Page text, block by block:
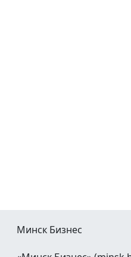
Минск Бизнес